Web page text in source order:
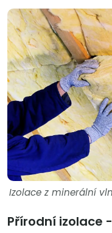
Izolace z minerální
Přírodní izolace